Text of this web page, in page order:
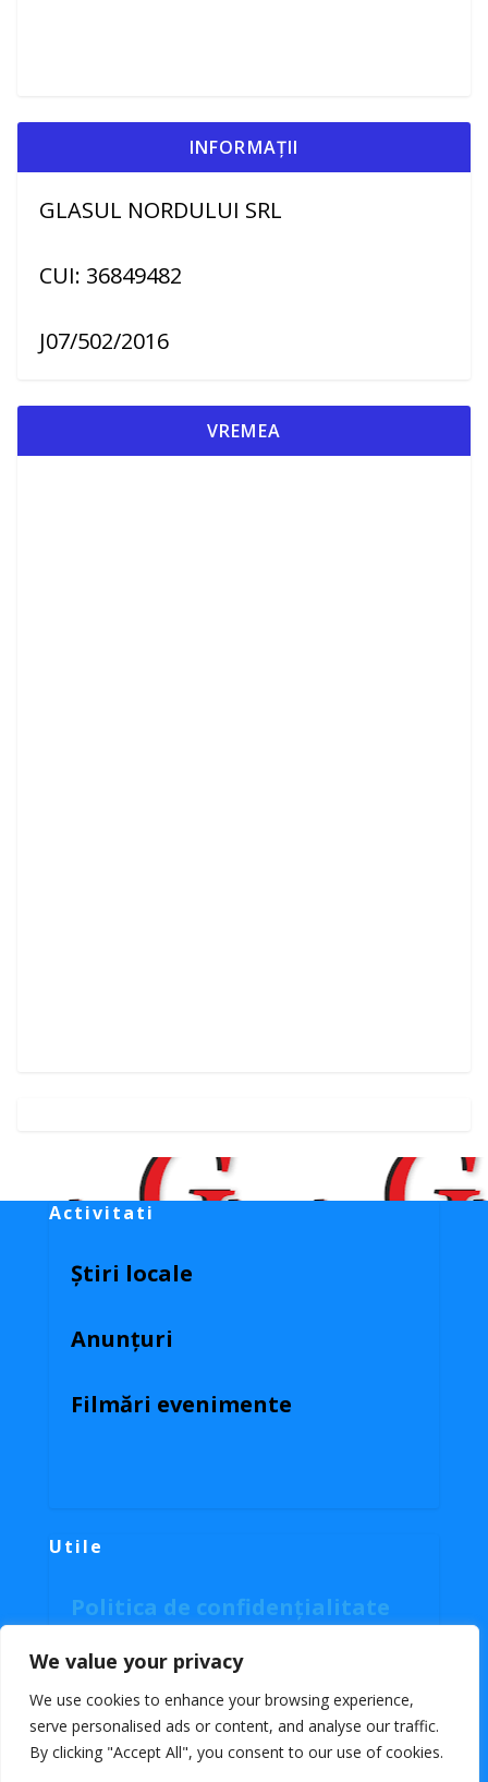
We value your privacy
We use cookies to enhance your browsing experience,
serve personalised ads or content, and analyse our traffic.
By clicking "Accept All", you consent to our use of cookies.
INFORMAȚII
GLASUL NORDULUI SRL
CUI: 36849482
J07/502/2016
VREMEA
Activitati
Știri locale
Anunțuri
Filmări evenimente
Utile
Politica de confidențialitate
Politica cookies
Facebook